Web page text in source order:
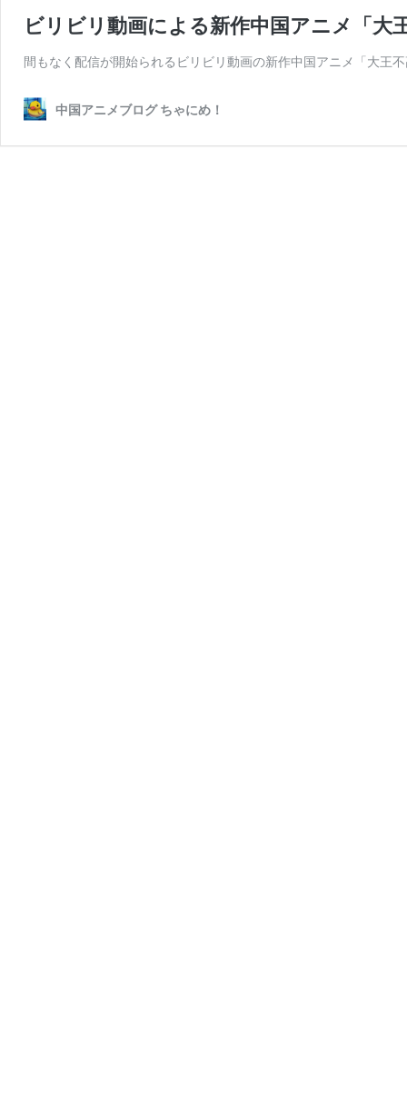
ビリビリ動画による新作中国アニメ「大
間もなく配信が開始られるビリビリ動画の新作中国アニメ「大王
中国アニメブログ ちゃにめ！